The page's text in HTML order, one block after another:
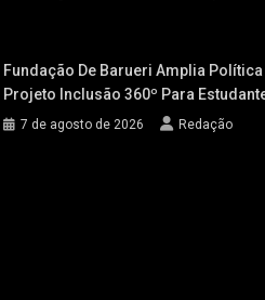
Fundação De Barueri Amplia Política
Projeto Inclusão 360º Para
7 de agosto de 2026 Redação